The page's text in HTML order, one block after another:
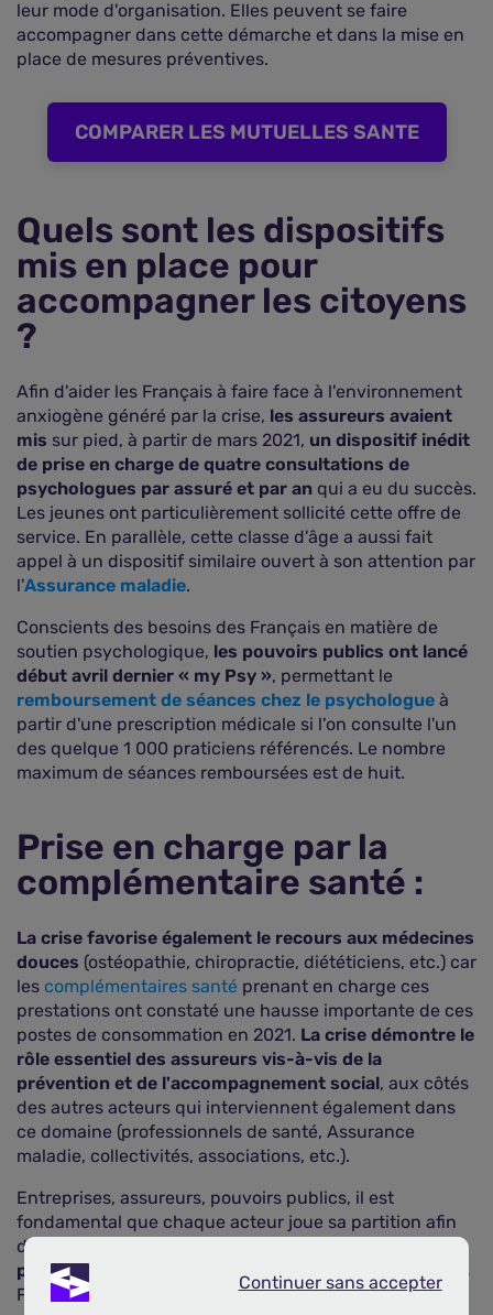
leur mode d'organisation. Elles peuvent se faire
accompagner dans cette démarche et dans la mise en
place de mesures préventives.
COMPARER LES MUTUELLES SANTE
Quels sont les dispositifs
mis en place pour
accompagner les citoyens
?
Afin d'aider les Français à faire face à l'environnement
anxiogène généré par la crise, les assureurs avaient
mis sur pied, à partir de mars 2021, un dispositif inédit
de prise en charge de quatre consultations de
psychologues par assuré et par an qui a eu du succès.
Les jeunes ont particulièrement sollicité cette offre de
service. En parallèle, cette classe d'âge a aussi fait
appel à un dispositif similaire ouvert à son attention par
l'Assurance maladie.
Conscients des besoins des Français en matière de
soutien psychologique, les pouvoirs publics ont lancé
début avril dernier « my Psy », permettant le
remboursement de séances chez le psychologue à
partir d'une prescription médicale si l'on consulte l'un
des quelque 1 000 praticiens référencés. Le nombre
maximum de séances remboursées est de huit.
Prise en charge par la
complémentaire santé :
La crise favorise également le recours aux médecines
douces (ostéopathie, chiropractie, diététiciens, etc.) car
les complémentaires santé prenant en charge ces
prestations ont constaté une hausse importante de ces
postes de consommation en 2021. La crise démontre le
rôle essentiel des assureurs vis-à-vis de la
prévention et de l'accompagnement social, aux côtés
des autres acteurs qui interviennent également dans
ce domaine (professionnels de santé, Assurance
maladie, collectivités, associations, etc.).
Entreprises, assureurs, pouvoirs publics, il est
fondamental que chaque acteur joue sa partition afin
de
psychologiques
auxquelles se heurtent une partie des
Français en cette période difficile et d'agir contre la
Continuer sans accepter
Continuer sans accepter